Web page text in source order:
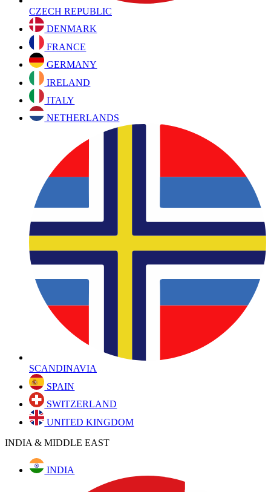
CZECH REPUBLIC
DENMARK
FRANCE
GERMANY
IRELAND
ITALY
NETHERLANDS
SCANDINAVIA
SPAIN
SWITZERLAND
UNITED KINGDOM
INDIA & MIDDLE EAST
INDIA